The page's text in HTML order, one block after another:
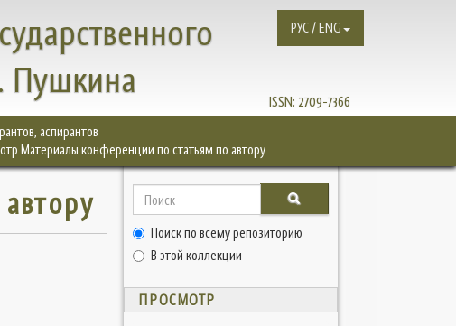
Пушкина
ISSN: 2709-7366
РУС / ENG
аспирантов
Материалы конференции по статьям по автору
Поиск по всему репозиторию
В этой коллекции
ПРОСМОТР